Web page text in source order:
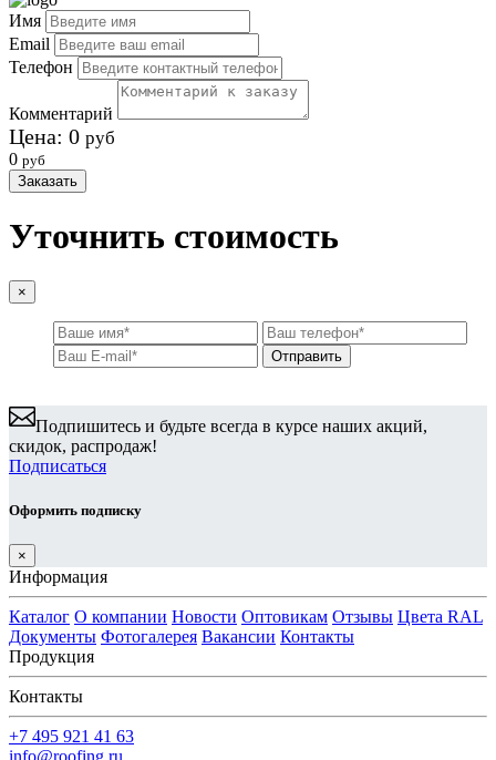
Имя
Email
Телефон
Комментарий
Цена: 0 руб
0 руб
Заказать
Уточнить стоимость
×
Подпишитесь и будьте всегда в курсе наших акций,
скидок, распродаж!
Подписаться
Оформить подписку
×
Информация
Каталог О компании Новости Оптовикам Отзывы Цвета RAL
Документы Фотогалерея Вакансии Контакты
Продукция
Контакты
+7 495 921 41 63
info@roofing.ru